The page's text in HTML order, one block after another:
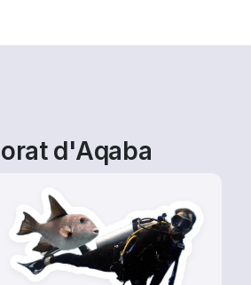
d'Aqaba